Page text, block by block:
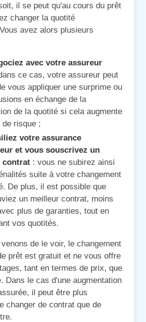
il se peut qu'au cours du prêt
changer la quotité
avez alors plusieurs
avec votre assureur
ce cas, votre assureur peut
vous appliquer une surprime ou
en échange de la
de la quotité si cela augmente
de risque ;
votre assurance
et vous souscrivez un
contrat: vous ne subirez ainsi
suite à votre changement
De plus, il est possible que
un meilleur contrat, moins
plus de garanties, tout en
vos quotités.
de le voir, le changement
prêt est gratuit et ne vous offre
tant en termes de prix, que
Dans le cas d'une augmentation
il peut être plus
changer de contrat que de